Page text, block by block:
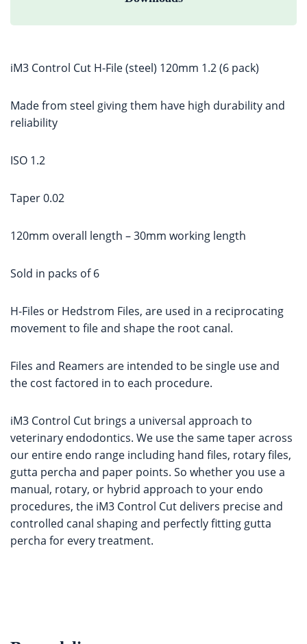
iM3 Control Cut H-File (steel) 120mm 1.2 (6 pack)
Made from steel giving them have high durability and
reliability
ISO 1.2
Taper 0.02
120mm overall length – 30mm working length
Sold in packs of 6
H-Files or Hedstrom Files, are used in a reciprocating
movement to file and shape the root canal.
Files and Reamers are intended to be single use and
the cost factored in to each procedure.
iM3 Control Cut brings a universal approach to
veterinary endodontics. We use the same taper across
our entire endo range including hand files, rotary files,
gutta percha and paper points. So whether you use a
manual, rotary, or hybrid approach to your endo
procedures, the iM3 Control Cut delivers precise and
controlled canal shaping and perfectly fitting gutta
percha for every treatment.